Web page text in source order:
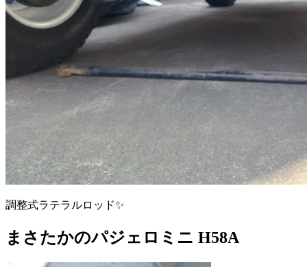
調整式ラテラルロッド✨
まさたかのパジェロミニ H58A